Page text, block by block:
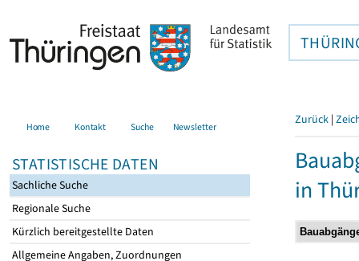
Home Kontakt Suche Newsletter
STATISTISCHE DATEN
Sachliche Suche
Regionale Suche
Kürzlich bereitgestellte Daten
Allgemeine Angaben, Zuordnungen
Zurück |
in